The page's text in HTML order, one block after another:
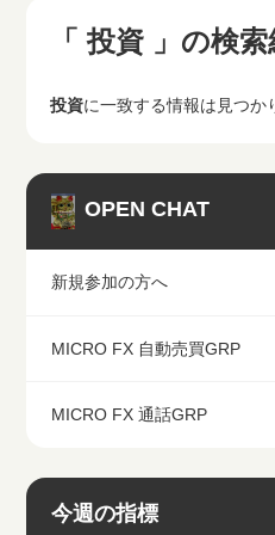
「 投資 」の検
投資に一致する情報は見つか
OPEN CHAT
新規参加の方へ
MICRO FX 自動売買GRP
MICRO FX 通話GRP
今週の指標